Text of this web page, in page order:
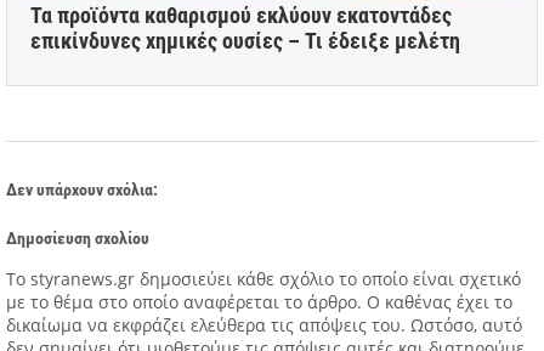
Τα προϊόντα καθαρισμού εκλύουν εκατοντάδες
επικίνδυνες χημικές ουσίες – Τι έδειξε μελέτη
Δεν υπάρχουν σχόλια:
Δημοσίευση σχολίου
Tο styranews.gr δημοσιεύει κάθε σχόλιο το οποίο είναι σχετικό
με το θέμα στο οποίο αναφέρεται το άρθρο. Ο καθένας έχει το
δικαίωμα να εκφράζει ελεύθερα τις απόψεις του. Ωστόσο, αυτό